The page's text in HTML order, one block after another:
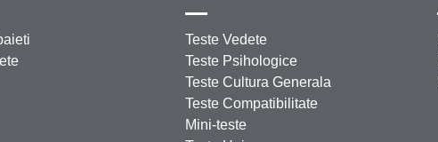
Teste Vedete
Teste Psihologice
Teste Cultura Generala
Teste Compatibilitate
Mini-teste